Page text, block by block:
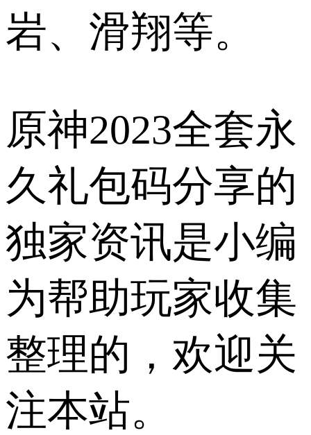
岩、滑翔等。
原神2023全套永
久礼包码分享的
独家资讯是小编
为帮助玩家收集
整理的，欢迎关
注本站。